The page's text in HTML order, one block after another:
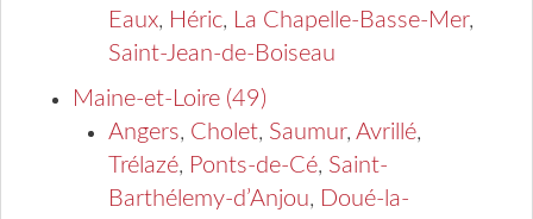
Eaux, Héric, La Chapelle-Basse-Mer,
Saint-Jean-de-Boiseau
Maine-et-Loire (49)
Angers, Cholet, Saumur, Avrillé,
Trélazé, Ponts-de-Cé, Saint-
Barthélemy-d’Anjou, Doué-la-